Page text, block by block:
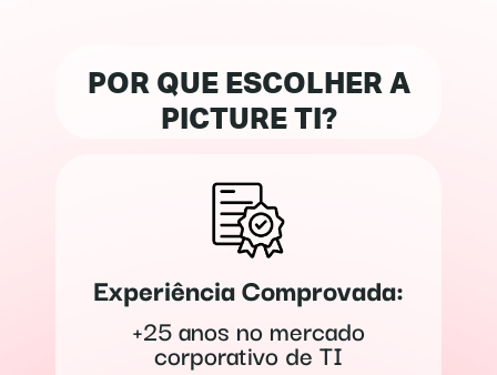
POR QUE ESCOLHER A
PICTURE TI?
Experiência Comprovada:
+25 anos no mercado
corporativo de TI